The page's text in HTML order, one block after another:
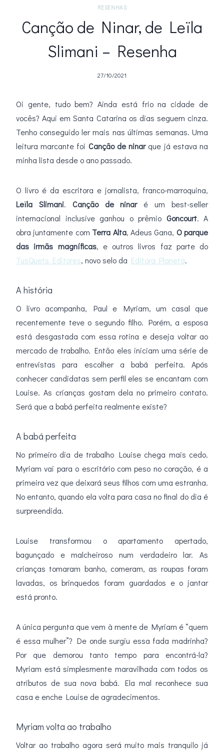
RESENHAS
Canção de Ninar, de Leïla
Slimani – Resenha
27/10/2021
Oi gente, tudo bem? Ainda está frio na cidade de
vocês? Aqui em Santa Catarina os dias seguem cinza.
Tenho conseguido ler mais nas últimas semanas. Uma
leitura marcante foi Canção de ninarque já estava na
minha lista desde o ano passado.
O livro é da escritora e jornalista, franco-marroquina,
Leïla Slimani. Canção de ninaré um best-seller
internacional inclusive ganhou o prêmio Goncourt. A
obra juntamente com Terra Alta, Adeus Gana, O parque
das irmãs magníficas, e outros livros faz parte do
TusQuets Editores, novo selo da Editora Planeta.
A história
O livro acompanha, Paul e Myriam, um casal que
recentemente teve o segundo filho. Porém, a esposa
está desgastada com essa rotina e deseja voltar ao
mercado de trabalho. Então eles iniciam uma série de
entrevistas para escolher a babá perfeita. Após
conhecer candidatas sem perfil eles se encantam com
Louise. As crianças gostam dela no primeiro contato.
Será que a babá perfeita realmente existe?
A babá perfeita
No primeiro dia de trabalho Louise chega mais cedo.
Myriam vai para o escritório com peso no coração, é a
primeira vez que deixará seus filhos com uma estranha.
No entanto, quando ela volta para casa no final do dia é
surpreendida.
Louise transformou o apartamento apertado,
bagunçado e malcheiroso num verdadeiro lar. As
crianças tomaram banho, comeram, as roupas foram
lavadas, os brinquedos foram guardados e o jantar
está pronto.
A única pergunta que vem à mente de Myriam é “quem
é essa mulher”? De onde surgiu essa fada madrinha?
Por que demorou tanto tempo para encontrá-la?
Myriam está simplesmente maravilhada com todos os
atributos de sua nova babá. Ela mal reconhece sua
casa e enche Louise de agradecimentos.
Myriam volta ao trabalho
Voltar ao trabalho agora será muito mais tranquilo já